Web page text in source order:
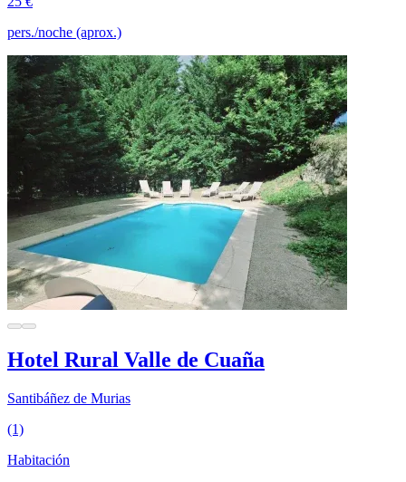
pers./noche (aprox.)
Hotel Rural Valle de Cuaña
Santibáñez de Murias
(1)
Habitación